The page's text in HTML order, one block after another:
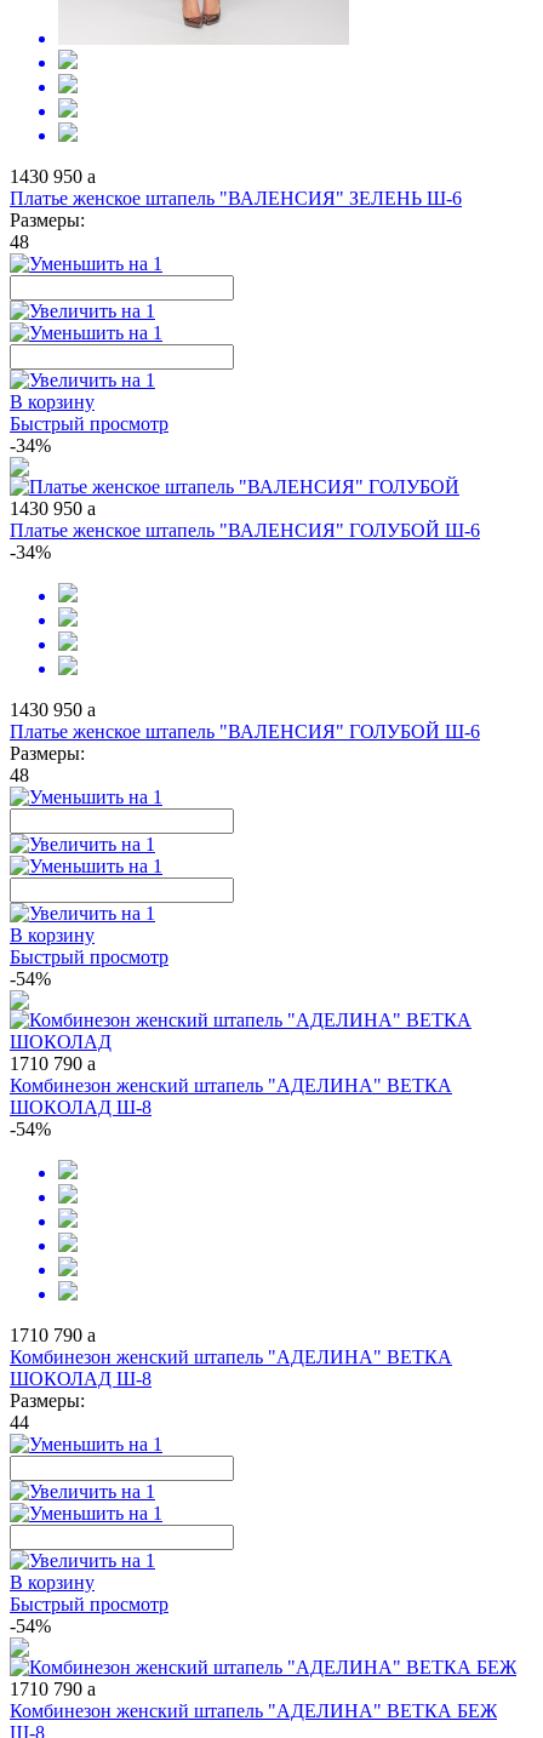
1430 950 a
Платье женское штапель "ВАЛЕНСИЯ" ЗЕЛЕНЬ Ш-6
Размеры:
48
В корзину
Быстрый просмотр
-34%
1430 950 a
Платье женское штапель "ВАЛЕНСИЯ" ГОЛУБОЙ Ш-6
-34%
1430 950 a
Платье женское штапель "ВАЛЕНСИЯ" ГОЛУБОЙ Ш-6
Размеры:
48
В корзину
Быстрый просмотр
-54%
1710 790 a
Комбинезон женский штапель "АДЕЛИНА" ВЕТКА
ШОКОЛАД Ш-8
-54%
1710 790 a
Комбинезон женский штапель "АДЕЛИНА" ВЕТКА
ШОКОЛАД Ш-8
Размеры:
44
В корзину
Быстрый просмотр
-54%
1710 790 a
Комбинезон женский штапель "АДЕЛИНА" ВЕТКА БЕЖ
Ш-8